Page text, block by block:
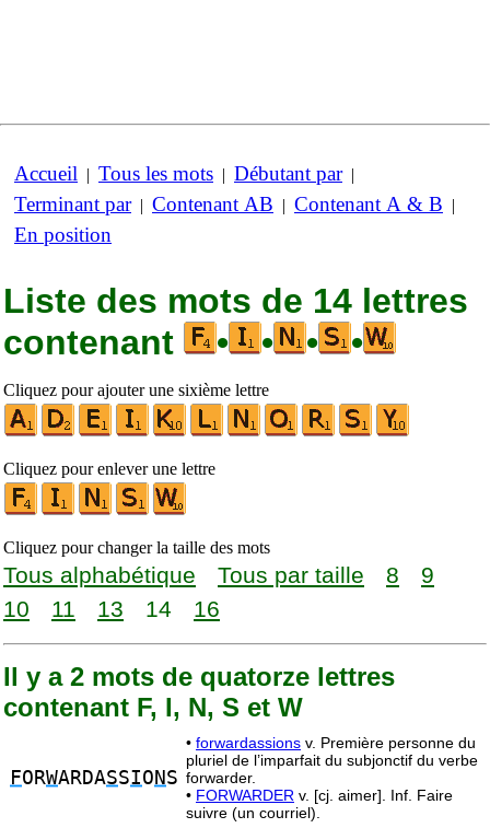
Accueil | Tous les mots | Débutant par|
Terminant par| Contenant AB | Contenant A & B |
En position
Liste des mots de 14 lettres
contenant
• • • •
Cliquez pour ajouter une sixième lettre
Cliquez pour enlever une lettre
Cliquez pour changer la taille des mots
Tous alphabétique Tous par taille 8
9
10
11 13 14 16
Il y a 2 mots de quatorze lettres
contenant F, I, N, S et W
FORWARDASSIO N S
• forwardassions v. Première personne du
pluriel de l’imparfait du subjonctif du verbe
forwarder.
• FORWARDER v. [cj. aimer]. Inf. Faire
suivre (un courriel).